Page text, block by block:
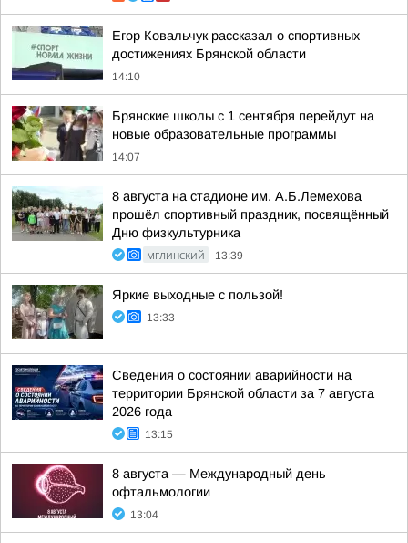
Егор Ковальчук рассказал о спортивных
достижениях Брянской области
14:10
Брянские школы с 1 сентября перейдут на
новые образовательные программы
14:07
8 августа на стадионе им. А.Б.Лемехова
прошёл спортивный праздник, посвящённый
Дню физкультурника
МГЛИНСКИЙ 13:39
Яркие выходные с пользой!
13:33
Сведения о состоянии аварийности на
территории Брянской области за 7 августа
2026 года
13:15
8 августа — Международный день
офтальмологии
13:04